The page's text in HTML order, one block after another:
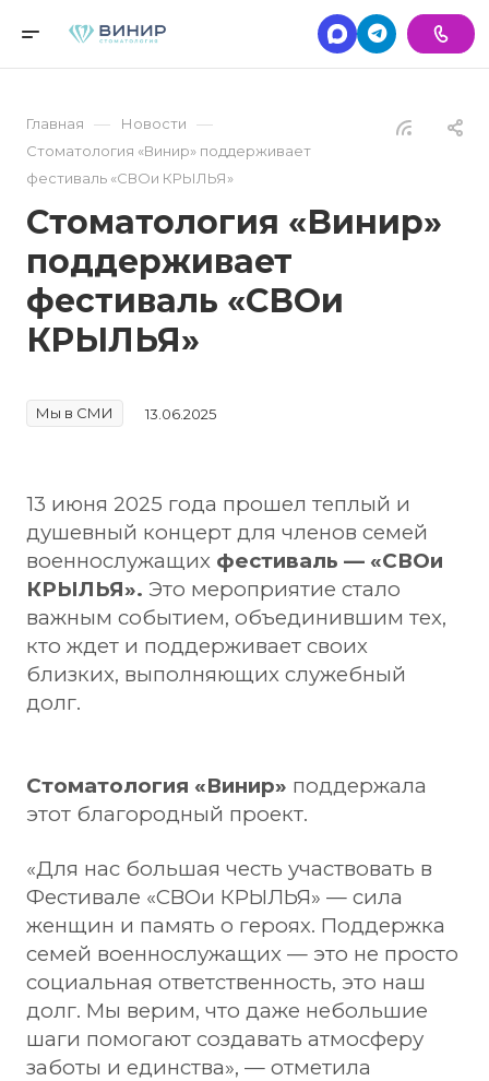
Главная — Новости —
Стоматология «Винир» поддерживает
фестиваль «СВОи КРЫЛЬЯ»
Стоматология «Винир»
поддерживает
фестиваль «СВОи
КРЫЛЬЯ»
Мы в СМИ 13.06.2025
13 июня 2025 года прошел теплый и
душевный концерт для членов семей
военнослужащих фестиваль — «СВОи
КРЫЛЬЯ». Это мероприятие стало
важным событием, объединившим тех,
кто ждет и поддерживает своих
близких, выполняющих служебный
долг.
Стоматология «Винир» поддержала
этот благородный проект.
«Для нас большая честь участвовать в
Фестивале «СВОи КРЫЛЬЯ» — сила
женщин и память о героях. Поддержка
семей военнослужащих — это не просто
социальная ответственность, это наш
долг. Мы верим, что даже небольшие
шаги помогают создавать атмосферу
заботы и единства», — отметила